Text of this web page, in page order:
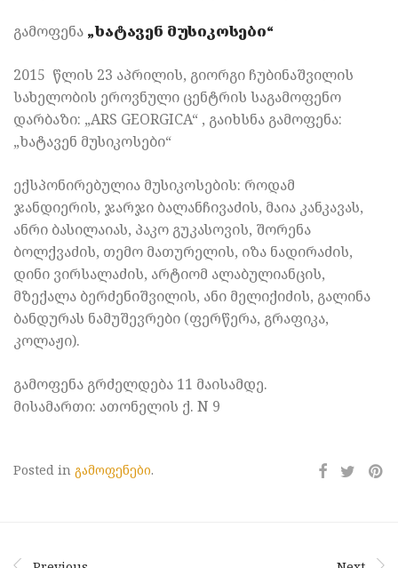
გამოფენა „ხატავენ მუსიკოსები“
2015 წლის 23 აპრილის, გიორგი ჩუბინაშვილის
სახელობის ეროვნული ცენტრის საგამოფენო
დარბაზი: „ARS GEORGICA“ , გაიხსნა გამოფენა:
„ხატავენ მუსიკოსები“
ექსპონირებულია მუსიკოსების: როდამ
ჯანდიერის, ჯარჯი ბალანჩივაძის, მაია კანკავას,
ანრი ბასილაიას, პაკო გუკასოვის, შორენა
ბოლქვაძის, თემო მათურელის, იზა ნადირაძის,
დინი ვირსალაძის, არტიომ ალაბულიანცის,
მზექალა ბერძენიშვილის, ანი მელიქიძის, გალინა
ბანდურას ნამუშევრები (ფერწერა, გრაფიკა,
კოლაჟი).
გამოფენა გრძელდება 11 მაისამდე.
მისამართი: ათონელის ქ. N 9
Posted in გამოფენები.